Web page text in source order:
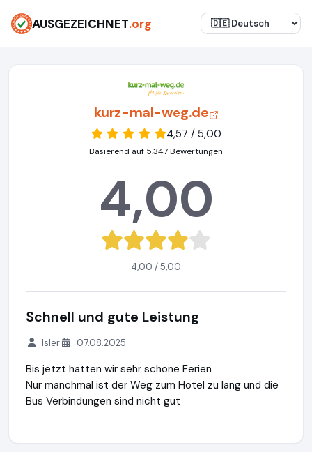
AUSGEZEICHNET.org
kurz-mal-weg.de
4,57 / 5,00
Basierend auf 5.347 Bewertungen
4,00
4,00 / 5,00
Schnell und gute Leistung
Isler 07.08.2025
Bis jetzt hatten wir sehr schöne Ferien
Nur manchmal ist der Weg zum Hotel zu lang und die
Bus Verbindungen sind nicht gut